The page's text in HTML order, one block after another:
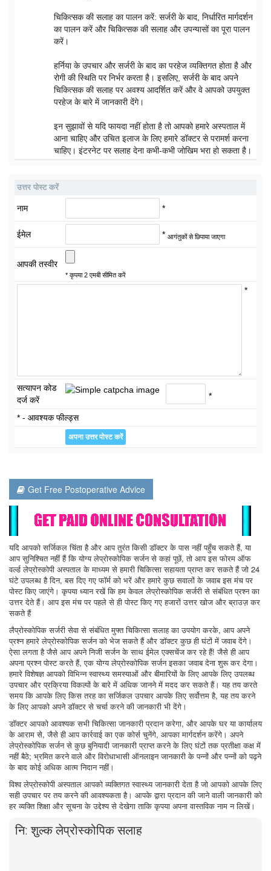
चिकित्सक की सलाह का पालन करें: सर्जरी के बाद, निर्धारित मार्गदर्शन
का पालन करें और चिकित्सक की सलाह और उपन्यासों का पूरा पालन
करें।
हर्निया के उपचार और सर्जरी के बाद का परहेज व्यक्तिगत होता है और
रोगी की स्थिति पर निर्भर करता है। इसलिए, सर्जरी के बाद अपने
चिकित्सक की सलाह पर अवश्य आदर्शित करें और वे आपको उपयुक्त
परहेज के बारे में जानकारी देंगे।
इन सुझावों से यदि फायदा नहीं होता है तो आपको हमारे अस्पताल में
आना चाहिए और उचित इलाज के लिए हमारे डॉक्टर से परामर्श करना
चाहिए। इंटरनेट पर सलाह देना कभी-कभी जोखिम भरा हो सकता है।
उत्तर पोस्ट करें
नाम *
ईमेल * आगंतुकों से छिपाया जाएगा
आपकी तस्वीर
* कृपया 2 एमबी सीमित करें
*
सत्यापन कोड
दर्ज करें
*
* - आवश्यक फील्ड्स
Get Free Postoperative Advice
यदि आपको सर्जिकल चिंता है और आप तुरंत किसी डॉक्टर के पास नहीं पहुँच सकते हैं, या
आप सुनिश्चित नहीं हैं कि योग्य लेप्रोस्कोपिक सर्जन से कहां पूछें, तो आप इस फोरम ऑफ
वर्ल्ड लेप्रोस्कोपी अस्पताल के माध्यम से हमारी चिकित्सा सहायता प्राप्त कर सकते हैं जो 24
घंटे उपलब्ध है दिन, बस दिए गए फॉर्म को भरें और हमारे कुछ सवालों के जवाब इस मंच पर
पोस्ट किए जाएंगे। कृपया ध्यान रखें कि हम केवल लेप्रोस्कोपिक सर्जरी से संबंधित प्रश्न का
उत्तर देते हैं। आप इस मंच पर पहले से ही पोस्ट किए गए हजारों उत्तर खोज और ब्राउज़ कर
सकते हैं
लैप्रोस्कोपिक सर्जरी सेवा से संबंधित मुफ्त चिकित्सा सलाह का उपयोग करके, आप अपने
प्रश्न हमारे लेप्रोस्कोपिक सर्जन को भेज सकते हैं और डॉक्टर कुछ ही घंटों में जवाब देंगे।
ऐसा लगता है जैसे आप अपने निजी सर्जन के साथ ईमेल एक्सचेंज कर रहे हैं! जैसे ही आप
अपना प्रश्न पोस्ट करते हैं, एक योग्य लेप्रोस्कोपिक सर्जन इसका जवाब देना शुरू कर देगा।
हमारे विशेषज्ञ आपको विभिन्न स्वास्थ्य समस्याओं और बीमारियों के लिए आपके लिए उपलब्ध
उपचार और प्रक्रिया विकल्पों के बारे में अधिक जानने में मदद कर सकते हैं। यह तय करते
समय कि आपके लिए किस तरह का सर्जिकल उपचार आपके लिए सर्वोत्तम है, यह तय करने
के लिए आपको अपने डॉक्टर से चर्चा करने की जानकारी भी देंगे।
डॉक्टर आपको आवश्यक सभी चिकित्सा जानकारी प्रदान करेगा, और आपके घर या कार्यालय
के आराम से, जैसे ही आप कार्रवाई का एक कोर्स चुनेंगे, आपका मार्गदर्शन करेंगे। अपने
लेप्रोस्कोपिक सर्जन से कुछ बुनियादी जानकारी प्राप्त करने के लिए घंटों तक प्रतीक्षा कक्ष में
नहीं बैठे; भ्रमित करने वाले और विरोधाभासी ऑनलाइन जानकारी के पन्नों और पन्नों को पढ़ने
के बाद कोई अधिक आत्म निदान नहीं।
विश्व लेप्रोस्कोपी अस्पताल आपको व्यक्तिगत स्वास्थ्य जानकारी देता है जो आपको आपके लिए
सही उपचार पर तय करने की आवश्यकता है। आपके द्वारा प्रदान की जाने वाली जानकारी को
हर व्यक्ति शिक्षा और सूचना के उद्देश्य से देखेगा ताकि कृपया अपना वास्तविक नाम न लिखें।
नि: शुल्क लेप्रोस्कोपिक सलाह